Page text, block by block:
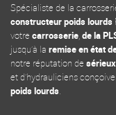
Spécialiste de la
constructeur poids lourds
votre carrosserie de la
jusqu’à la remise en état
notre réputation de sérieux
et d’hydrauliciens
poids lourds